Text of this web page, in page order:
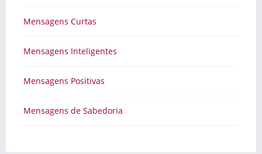
Mensagens Curtas
Mensagens Inteligentes
Mensagens Positivas
Mensagens de Sabedoria